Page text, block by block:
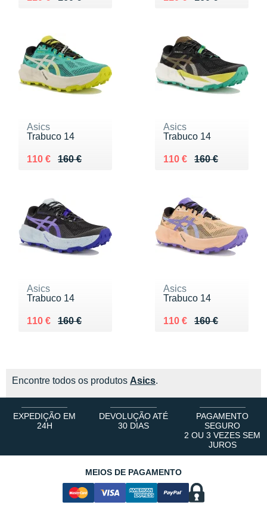
Asics
Trabuco 14
160 €
Au lieu de 160 €
110 €
Vendu 110 €
Asics
Trabuco 14
160 €
Au lieu de 160 €
110 €
Vendu 110 €
Asics
Trabuco 14
160 €
Au lieu de 160 €
110 €
Vendu 110 €
Asics
Trabuco 14
160 €
Au lieu de 160 €
110 €
Vendu 110 €
Encontre todos os produtos Asics.
EXPEDIÇÃO EM
24H
DEVOLUÇÃO ATÉ
30 DIAS
PAGAMENTO
SEGURO
2 OU 3 VEZES SEM
JUROS
MEIOS DE PAGAMENTO